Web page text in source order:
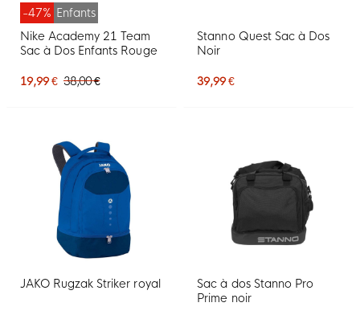
-47% Enfants
Nike Academy 21 Team
Sac à Dos Enfants Rouge
19,99 € 38,00 €
Stanno Quest Sac à Dos
Noir
39,99 €
JAKO Rugzak Striker royal
Sac à dos Stanno Pro
Prime noir